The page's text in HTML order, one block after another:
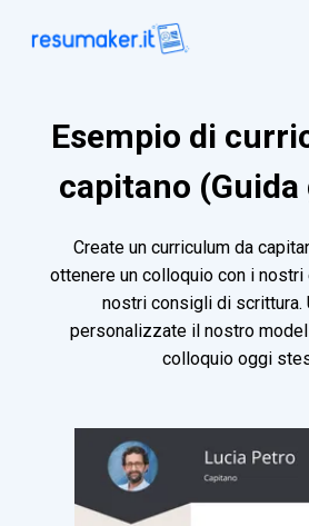
Esempio di
capitano
Create un curriculum da
ottenere un colloquio con i
nostri consigli di scrittura.
personalizzate il nostro
colloquio oggi